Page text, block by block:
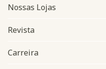
Nossas Lojas
Revista
Carreira